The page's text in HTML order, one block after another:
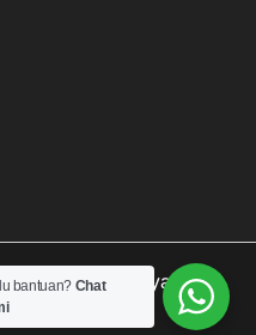
data kekayaan
bantuan? Chat